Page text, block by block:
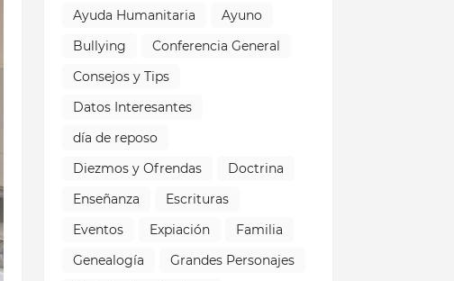
Ayuda Humanitaria
Ayuno
Bullying
Conferencia General
Consejos y Tips
Datos Interesantes
día de reposo
Diezmos y Ofrendas
Doctrina
Enseñanza
Escrituras
Eventos
Expiación
Familia
Genealogía
Grandes Personajes